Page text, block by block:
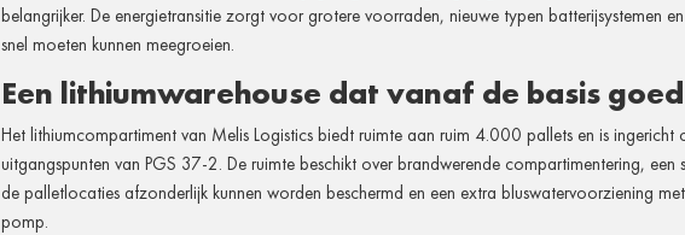
belangrijker. De energietransitie zorgt voor grotere voorraden, nieuwe typen batterijsystemen
snel moeten kunnen meegroeien.
Een lithiumwarehouse dat vanaf de basis
Het lithiumcompartiment van Melis Logistics biedt ruimte aan ruim 4.000 pallets en is ingericht
uitgangspunten van PGS 37-2. De ruimte beschikt over brandwerende compartimentering, een
de palletlocaties afzonderlijk kunnen worden beschermd en een extra bluswatervoorziening
pomp.